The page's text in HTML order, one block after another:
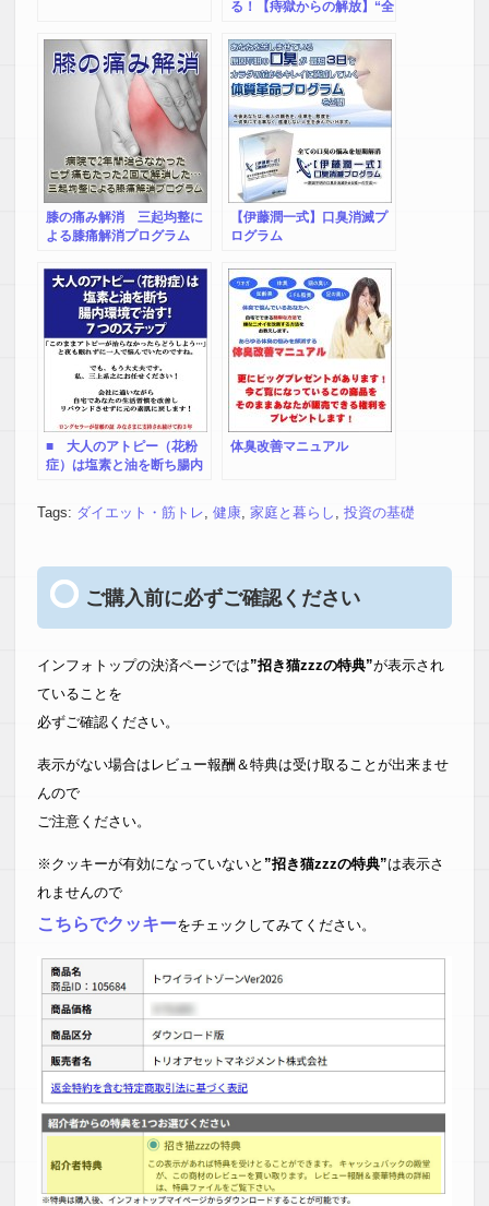
る！【痔獄からの解放】“全
膝の痛み解消 三起均整に
よる膝痛解消プログラム
【伊藤潤一式】口臭消滅プ
ログラム
■ 大人のアトピー（花粉
症）は塩素と油を断ち腸内
体臭改善マニュアル
Tags: ダイエット・筋トレ, 健康, 家庭と暮らし , 投資の基礎
ご購入前に必ずご確認ください
インフォトップの決済ページでは”招き猫zzzの特典”が表示され
ていることを
必ずご確認ください。
表示がない場合はレビュー報酬＆特典は受け取ることが出来ませ
んので
ご注意ください。
※クッキーが有効になっていないと ”招き猫zzzの特典”は表示さ
れませんので
こちらでクッキーをチェックしてみてください。